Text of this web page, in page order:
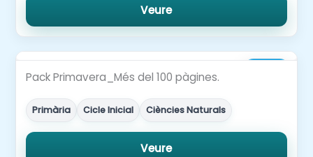
Veure
Pack Primavera_Més del 100 pàgines.
Primària Cicle Inicial Ciències Naturals
Veure